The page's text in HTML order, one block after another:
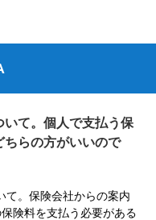
て。個人で支払う保
ちらの方がいいので
て。保険会社からの案内
険料を支払う必要がある